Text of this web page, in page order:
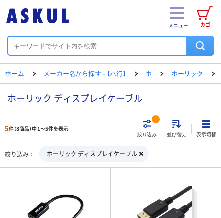
カゴ
メニュー
ホーム メーカー名から探す - 【ハ行】 ホ ホーリック
ホーリック ディスプレイケーブル
5件（8商品）中 1～5件を表示
絞り込み
1
並び替え 表示切替
絞り込み ホーリック ディスプレイケーブル